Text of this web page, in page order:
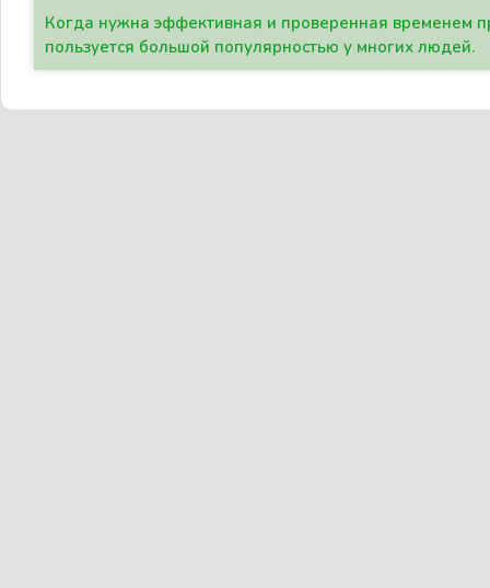
Когда нужна эффективная и проверенная временем
пользуется большой популярностью у многих людей.